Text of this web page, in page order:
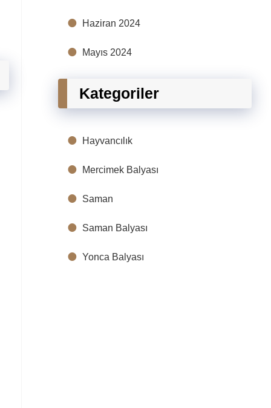
Haziran 2024
Mayıs 2024
Kategoriler
Hayvancılık
Mercimek Balyası
Saman
Saman Balyası
Yonca Balyası